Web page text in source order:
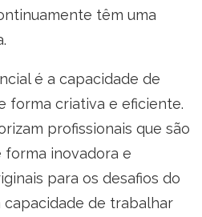
têm uma
é a capacidade de
forma criativa e eficiente.
profissionais que são
forma inovadora e
para os desafios do
capacidade de trabalhar